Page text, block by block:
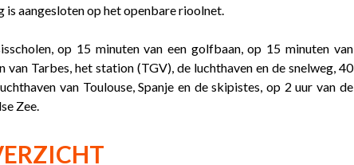
aangesloten op het openbare rioolnet.
op 15 minuten van een golfbaan, op 15 minuten van
Tarbes, het station (TGV), de luchthaven en de snelweg, 40
van Toulouse, Spanje en de skipistes, op 2 uur van de
Zee.